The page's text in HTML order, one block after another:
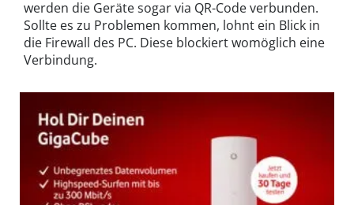
werden die Geräte sogar via QR-Code verbunden.
Sollte es zu Problemen kommen, lohnt ein Blick in
die Firewall des PC. Diese blockiert womöglich eine
Verbindung.